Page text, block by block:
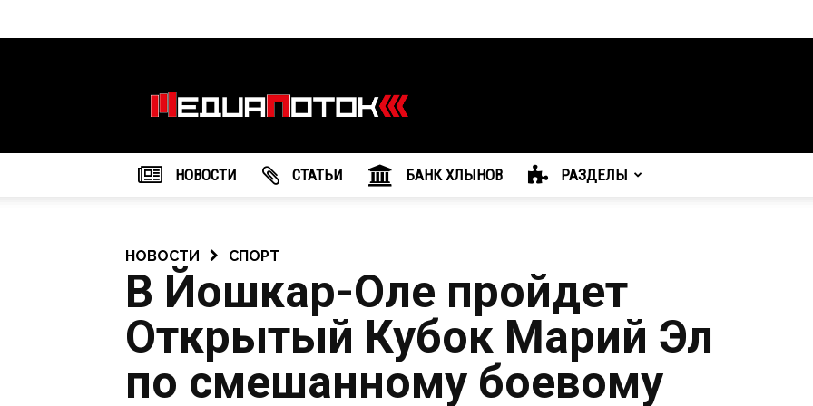
агентство
"МедиаПоток"
НОВОСТИ CТАТЬИ БАНК ХЛЫНОВ РАЗДЕЛЫ
НОВОСТИ СПОРТ
В Йошкар-Оле пройдет
Открытый Кубок Марий Эл
по смешанному боевому